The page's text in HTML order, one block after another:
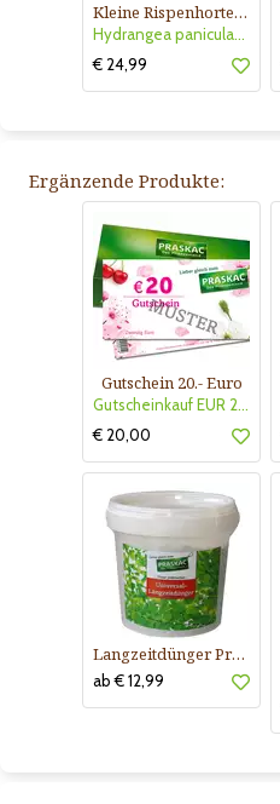
Kleine Rispenhortensie
Hydrangea paniculata 'Little Lime'
€ 24,99
Ergänzende Produkte:
Gutschein 20.- Euro
Gutscheinkauf EUR 20.-
€ 20,00
Langzeitdünger Praskac
ab € 12,99